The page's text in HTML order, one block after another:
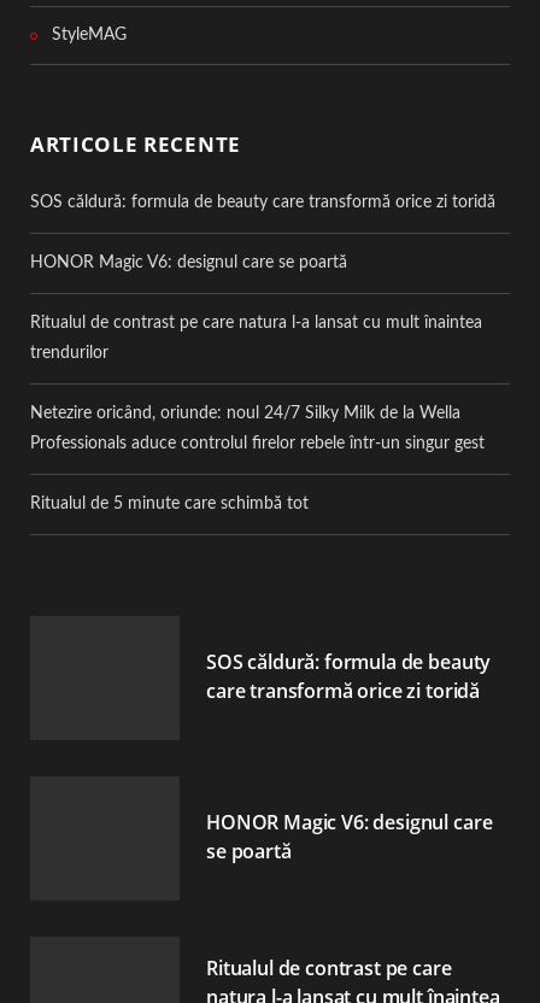
StyleMAG
ARTICOLE RECENTE
SOS căldură: formula de beauty care transformă orice zi toridă
HONOR Magic V6: designul care se poartă
Ritualul de contrast pe care natura l-a lansat cu mult înaintea
trendurilor
Netezire oricând, oriunde: noul 24/7 Silky Milk de la Wella
Professionals aduce controlul firelor rebele într-un singur gest
Ritualul de 5 minute care schimbă tot
SOS căldură: formula de beauty
care transformă orice zi toridă
HONOR Magic V6: designul care
se poartă
Ritualul de contrast pe care
natura l-a lansat cu mult înaintea